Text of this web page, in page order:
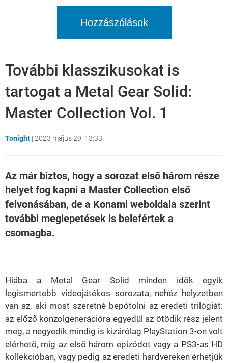
Hozzászólások
További klasszikusokat is
tartogat a Metal Gear Solid:
Master Collection Vol. 1
Tonight | 2023 május 29. 13:33
Az már biztos, hogy a sorozat első három része
helyet fog kapni a Master Collection első
felvonásában, de a Konami weboldala szerint
további meglepetések is belefértek a
csomagba.
Hiába a Metal Gear Solid minden idők egyik
legismertebb videojátékos sorozata, nehéz helyzetben
van az, aki most szeretné bepótolni az eredeti trilógiát:
az előző konzolgenerációra egyedül az ötödik rész jelent
meg, a negyedik mindig is kizárólag PlayStation 3-on volt
elérhető, míg az első három epizódot vagy a PS3-as HD
kollekcióban, vagy pedig az eredeti hardvereken érhetjük